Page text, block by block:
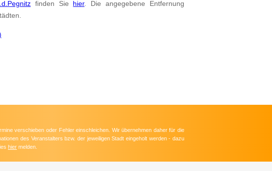
finden Sie hier. Die angegebene Entfernung
verschieben oder Fehler einschleichen. Wir übernehmen daher für die
des Veranstalters bzw. der jeweiligen Stadt eingeholt werden - dazu
hier melden.